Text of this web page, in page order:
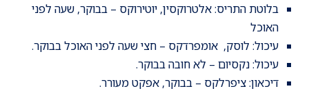
בלוטת התריס: אלטרוקסין, יוטירוקס – בבוקר, שעה לפני
האוכל
עיכול: לוסק, אומפרדקס – חצי שעה לפני האוכל בבוקר.
עיכול: נקסיום – לא חובה בבוקר.
דיכאון: ציפרלקס – בבוקר, אפקט מעורר.